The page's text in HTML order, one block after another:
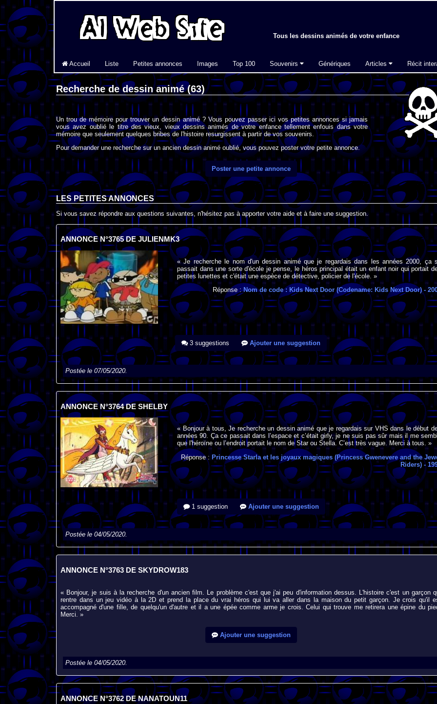
Tous les dessins animés de votre enfance
Accueil Liste Petites annonces Images Top 100 Souvenirs Génériques Articles Récit
Recherche de dessin animé (63)
Un trou de mémoire pour trouver un dessin animé ? Vous pouvez passer ici vos petites annonces si jamais
vous avez oublié le titre des vieux, vieux dessins animés de votre enfance tellement enfouis dans votre
mémoire que seulement quelques bribes de l'histoire resurgissent à partir de vos souvenirs.
Pour demander une recherche sur un ancien dessin animé oublié, vous pouvez poster votre petite annonce.
Poster une petite annonce
LES PETITES ANNONCES
Si vous savez répondre aux questions suivantes, n'hésitez pas à apporter votre aide et à faire une suggestion.
ANNONCE N°3765 DE JULIENMK3
« Je recherche le nom d'un dessin animé que je regardais dans les années 2000, ça
passait dans une sorte d'école je pense, le héros principal était un enfant noir qui portait
petites lunettes et c'était une espèce de détective, policier de l'école. »
Réponse :Nom de code : Kids Next Door (Codename: Kids Next Door)-
3 suggestions Ajouter une suggestion
Postée le 07/05/2020.
ANNONCE N°3764 DE SHELBY
« Bonjour à tous, Je recherche un dessin animé que je regardais sur VHS dans le début
années 90. Ça ce passait dans l’espace et c’était girly, je ne suis pas sûr mais il me
que l'héroïne ou l’endroit portait le nom de Star ou Stella. C’est très vague. Merci à tous. »
Réponse :Princesse Starla et les joyaux magiques (Princess Gwenevere and the
Riders) -
1 suggestion Ajouter une suggestion
Postée le 04/05/2020.
ANNONCE N°3763 DE SKYDROW183
« Bonjour, je suis à la recherche d'un ancien film. Le problème c'est que j'ai peu d'information dessus. L'histoire c'est un garçon
rentre dans un jeu vidéo à la 2D et prend la place du vrai héros qui lui va aller dans la maison du petit garçon. Je crois qu'il
accompagné d'une fille, de quelqu'un d'autre et il a une épée comme arme je crois. Celui qui trouve me retirera une épine du
Merci. »
Ajouter une suggestion
Postée le 04/05/2020.
ANNONCE N°3762 DE NANATOUN11